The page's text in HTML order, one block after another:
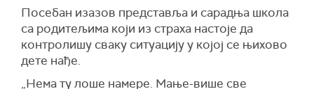
Посебан изазов представља и сарадња школа
са родитељима који из страха настоје да
контролишу сваку ситуацију у којој се њихово
дете нађе.
„Нема ту лоше намере. Мање-више све